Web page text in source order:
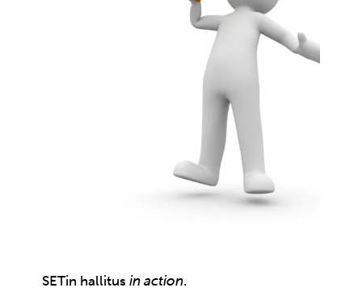
SETin hallitusin action.